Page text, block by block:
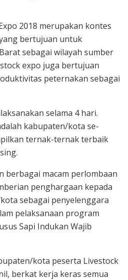
2018 merupakan kontes
bertujuan untuk
sebagai wilayah sumber
expo juga bertujuan
peternakan sebagai
selama 4 hari.
kabupaten/kota se-
ternak-ternak terbaik
berbagai macam perlombaan
penghargaan kepada
sebagai penyelenggara
pelaksanaan program
Sapi Indukan Wajib
kota peserta Livestock
berkat kerja keras semua